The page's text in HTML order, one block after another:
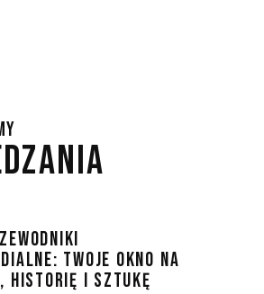
TWOJE OKNO NA
HISTORIĘ I SZTUKĘ